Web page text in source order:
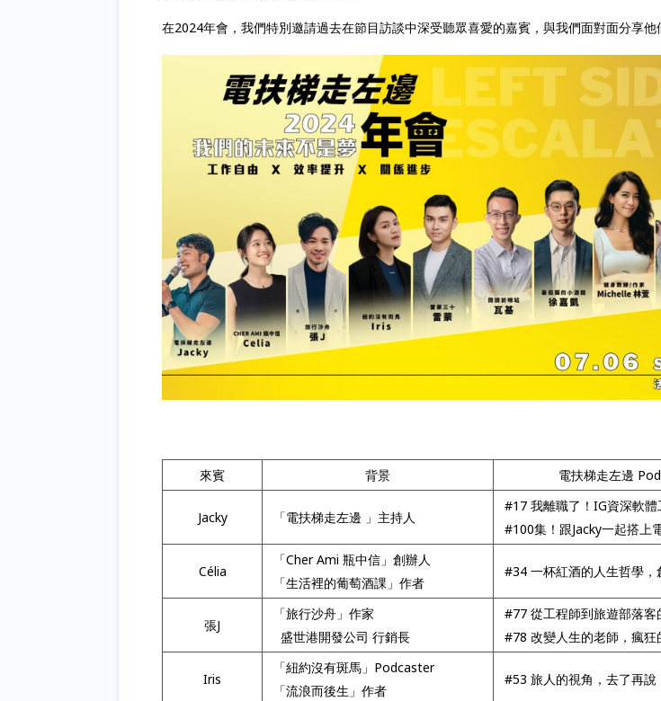
在2024年會，我們特別邀請過去在節目訪談中深受聽眾喜愛的嘉賓，與我們面對面分享他
來賓 背景 電扶梯走左邊
Jacky 「電扶梯走左邊 」主持人
#17 我離職了！IG資深軟體
#100集！跟Jacky一起搭上
Célia
「Cher Ami 瓶中信」創辦人
「生活裡的葡萄酒課」作者
#34 一杯紅酒的人生哲學，
張J
「旅行沙舟」作家
盛世港開發公司 行銷長
#77 從工程師到旅遊部落客
#78 改變人生的老師，瘋狂
Iris
「紐約沒有斑馬」Podcaster
「流浪而後生」作者
#53 旅人的視角，去了再說